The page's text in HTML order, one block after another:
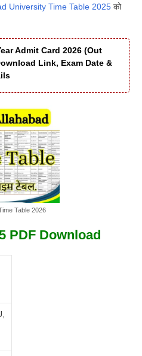
University Time Table 2025 को
Admit Card 2026 (Out
Link, Exam Date &
Table 2026
PDF Download